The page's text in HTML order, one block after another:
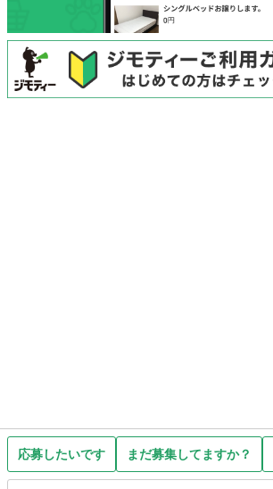
応募したいです まだ募集してますか？